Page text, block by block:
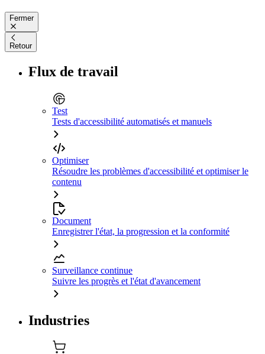
Fermer
Retour
Flux de travail
Test
Tests d'accessibilité automatisés et manuels
Optimiser
Résoudre les problèmes d'accessibilité et optimiser le
contenu
Document
Enregistrer l'état, la progression et la conformité
Surveillance continue
Suivre les progrès et l'état d'avancement
Industries